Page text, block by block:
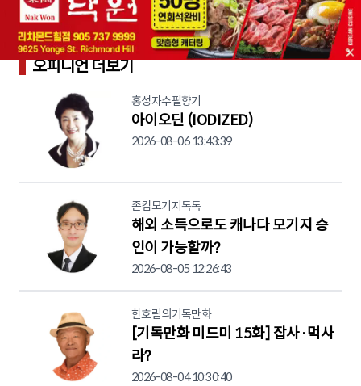
오피니언 더보기
홍성자수필향기
아이오딘 (IODIZED)
2026-08-06 13:43:39
존킴모기지톡톡
해외 소득으로도 캐나다 모기지 승
인이 가능할까?
2026-08-05 12:26:43
한호림의기독만화
[기독만화 미드미 15화] 잡사·먹사
라?
2026-08-04 10:30:40